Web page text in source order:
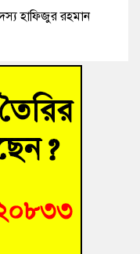
হাফিজুর রহমান
অবরুদ্ধ জবি
হুমকির অভিযোগ
উদ্যোগ; ৯
প্রস্তুতিমূলক